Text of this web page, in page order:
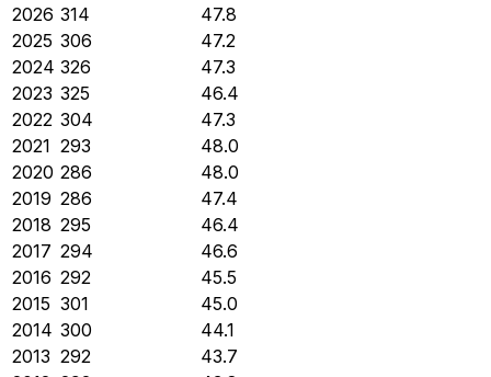
2026 314
47.8
2025 306
47.2
2024 326
47.3
2023 325
46.4
2022 304
47.3
2021 293
48.0
2020 286
48.0
2019 286
47.4
2018 295
46.4
2017 294
46.6
2016 292
45.5
2015 301
45.0
2014 300
44.1
2013 292
43.7